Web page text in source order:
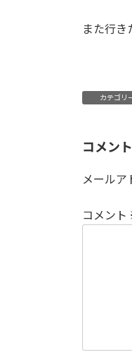
また行き
カテゴリ
コメン
メールア
コメント